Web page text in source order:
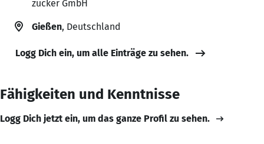
zucker GmbH
Gießen, Deutschland
Logg Dich ein, um alle Einträge zu sehen.
Fähigkeiten und Kenntnisse
Logg Dich jetzt ein, um das ganze Profil zu sehen.